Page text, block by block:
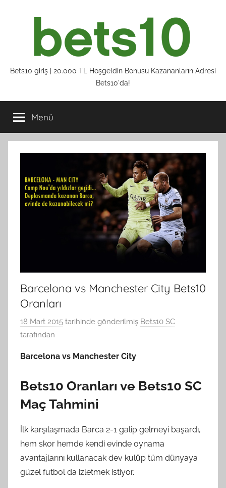
Bets10
giriş
Bets10 giriş | 20.000 TL Hoşgeldin Bonusu Kazananların Adresi
Bets10'da!
Menü
Barcelona vs Manchester City Bets10
Oranları
18 Mart 2015 tarihinde gönderilmiş Bets10 SC
tarafından
Barcelona vs Manchester City
Bets10 Oranları ve Bets10 SC
Maç Tahmini
İlk karşılaşmada Barca 2-1 galip gelmeyi başardı,
hem skor hemde kendi evinde oynama
avantajlarını kullanacak dev kulüp tüm dünyaya
güzel futbol da izletmek istiyor.